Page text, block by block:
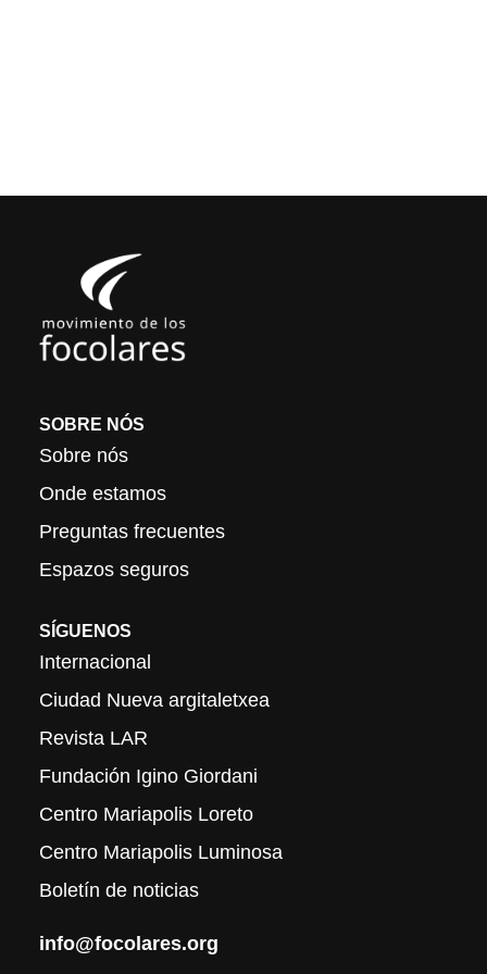
SOBRE NÓS
Sobre nós
Onde estamos
Preguntas frecuentes
Espazos seguros
SÍGUENOS
Internacional
Ciudad Nueva argitaletxea
Revista LAR
Fundación Igino Giordani
Centro Mariapolis Loreto
Centro Mariapolis Luminosa
Boletín de noticias
info@focolares.org